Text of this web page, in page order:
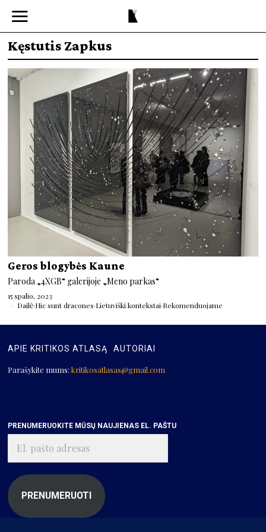
Kęstutis Zapkus
Geros blogybės Kaune
Paroda „4XGB“ galerijoje „Meno parkas“
15 spalio, 2023
Dailė·Hic sunt dracones·Lietuviški kontekstai·Rekomenduojame
APIE KRITIKOS ATLASĄ AUTORIAI
Parašykite mums:kritikosatlasas@gmail.com
PRENUMERUOKITE MŪSŲ NAUJIENAS EL. PAŠTU
pašto
adresas
PRENUMERUOTI